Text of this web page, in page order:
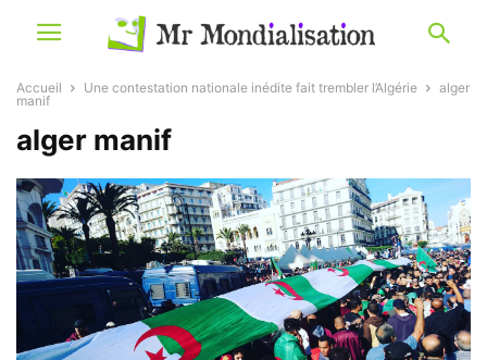
Accueil Une contestation nationale inédite fait trembler l’Algérie
alger
manif
alger manif